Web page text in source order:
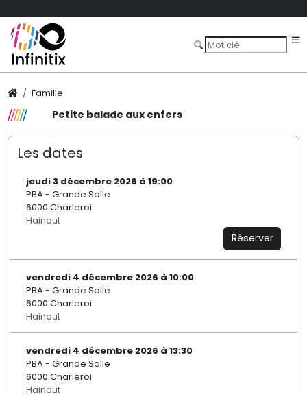
Famille
Petite balade aux enfers
Les dates
jeudi 3 décembre 2026 à 19:00
PBA - Grande Salle
6000 Charleroi
Hainaut
Réserver
vendredi 4 décembre 2026 à 10:00
PBA - Grande Salle
6000 Charleroi
Hainaut
vendredi 4 décembre 2026 à 13:30
PBA - Grande Salle
6000 Charleroi
Hainaut